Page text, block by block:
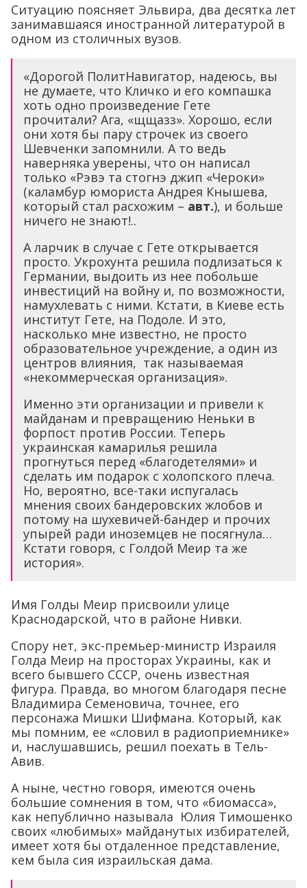
Ситуацию поясняет Эльвира, два десятка лет
занимавшаяся иностранной литературой в
одном из столичных вузов.
«Дорогой ПолитНавигатор, надеюсь, вы
не думаете, что Кличко и его компашка
хоть одно произведение Гете
прочитали? Ага, «щщазз». Хорошо, если
они хотя бы пару строчек из своего
Шевченки запомнили. А то ведь
наверняка уверены, что он написал
только «Рэвэ та стогнэ джип «Чероки»
(каламбур юмориста Андрея Кнышева,
который стал расхожим – авт.), и больше
ничего не знают!..
А ларчик в случае с Гете открывается
просто. Укрохунта решила подлизаться к
Германии, выдоить из нее побольше
инвестиций на войну и, по возможности,
намухлевать с ними. Кстати, в Киеве есть
институт Гете, на Подоле. И это,
насколько мне известно, не просто
образовательное учреждение, а один из
центров влияния, так называемая
«некоммерческая организация».
Именно эти организации и привели к
майданам и превращению Неньки в
форпост против России. Теперь
украинская камарилья решила
прогнуться перед «благодетелями» и
сделать им подарок с холопского плеча.
Но, вероятно, все-таки испугалась
мнения своих бандеровских жлобов и
потому на шухевичей-бандер и прочих
упырей ради иноземцев не посягнула…
Кстати говоря, с Голдой Меир та же
история».
Имя Голды Меир присвоили улице
Краснодарской, что в районе Нивки.
Спору нет, экс-премьер-министр Израиля
Голда Меир на просторах Украины, как и
всего бывшего СССР, очень известная
фигура. Правда, во многом благодаря песне
Владимира Семеновича, точнее, его
персонажа Мишки Шифмана. Который, как
мы помним, ее «словил в радиоприемнике»
и, наслушавшись, решил поехать в Тель-
Авив.
А ныне, честно говоря, имеются очень
большие сомнения в том, что «биомасса»,
как непублично называла Юлия Тимошенко
своих «любимых» майданутых избирателей,
имеет хотя бы отдаленное представление,
кем была сия израильская дама.